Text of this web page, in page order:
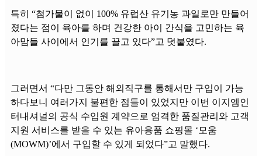
특히 “첨가물이 없이 100% 유럽산 유기농 과일로만 만들어
졌다는 점이 육아를 하며 건강한 아이 간식을 고민하는 육
아맘들 사이에서 인기를 끌고 있다”고 덧붙였다.
그러면서 “다만 그동안 해외직구를 통해서만 구입이 가능
하다보니 여러가지 불편한 점들이 있었지만 이번 이지엠인
터내셔널의 공식 수입원 계약으로 엄격한 품질관리와 고객
지원 서비스를 받을 수 있는 유아용품 쇼핑몰 ‘모움
(MOWM)’에서 구입할 수 있게 되었다”고 말했다.